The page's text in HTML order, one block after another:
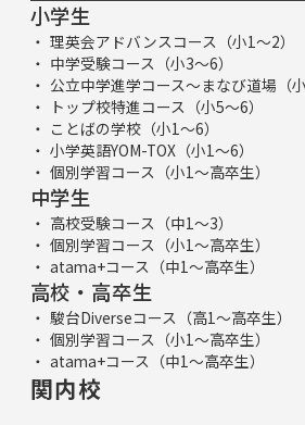
小学生
理英会アドバンスコース（小1～2）
中学受験コース（小3～6）
公立中学進学コース～まなび道場（小
トップ校特進コース（小5～6）
ことばの学校（小1～6）
小学英語YOM-TOX（小1～6）
個別学習コース（小1～高卒生）
中学生
高校受験コース（中1～3）
個別学習コース（小1～高卒生）
atama+コース（中1～高卒生）
高校・高卒生
駿台Diverseコース（高1～高卒生）
個別学習コース（小1～高卒生）
atama+コース（中1～高卒生）
関内校